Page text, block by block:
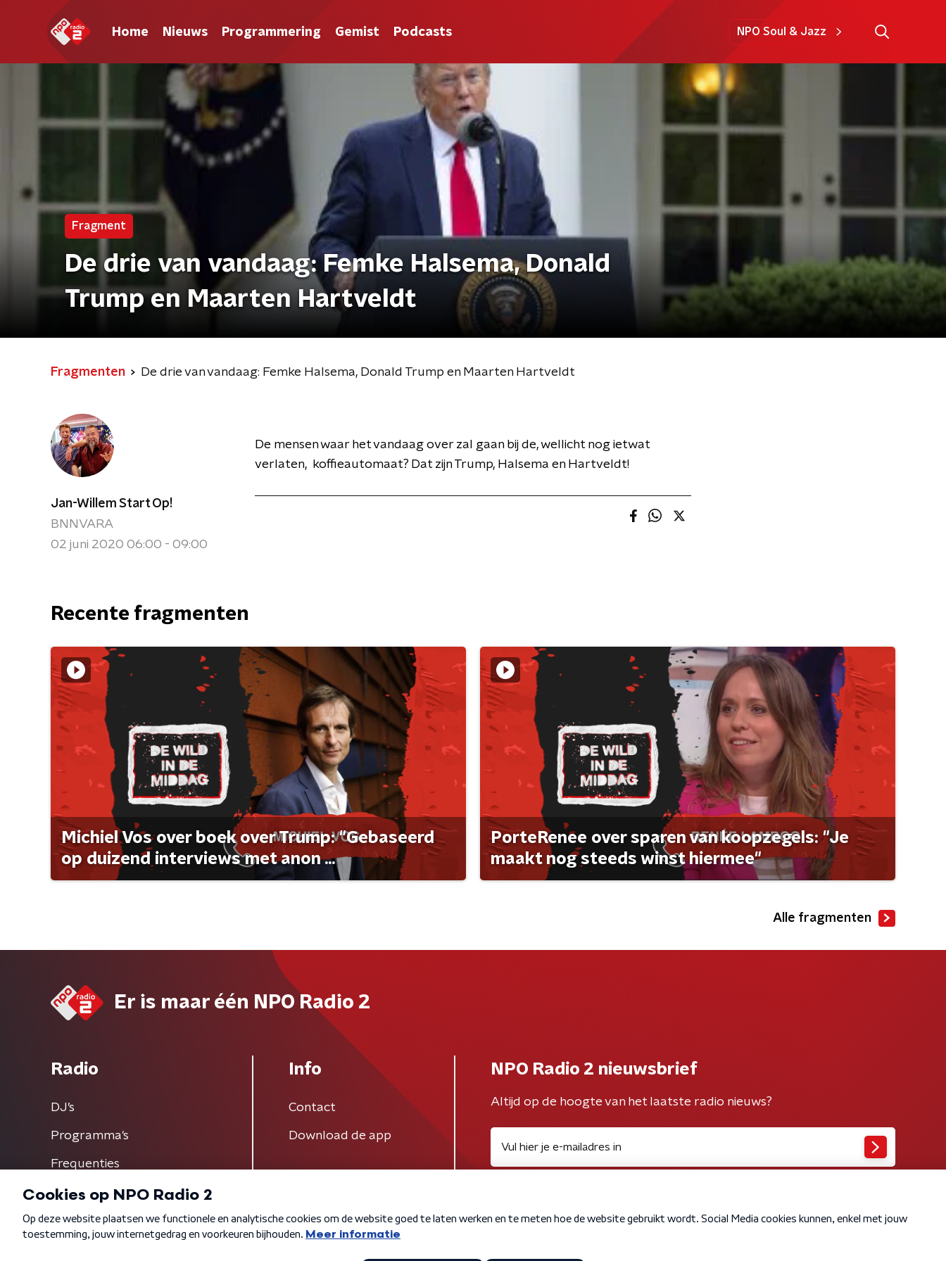
Home Nieuws Programmering Gemist Podcasts NPO Soul & Jazz
Fragment
De drie van vandaag: Femke Halsema, Donald
Trump en Maarten Hartveldt
Fragmenten De drie van vandaag: Femke Halsema, Donald Trump en Maarten Hartveldt
Jan-Willem Start Op!
BNNVARA
02 juni 2020 06:00 - 09:00
De mensen waar het vandaag over zal gaan bij de, wellicht nog ietwat
verlaten, koffieautomaat? Dat zijn Trump, Halsema en Hartveldt!
Recente fragmenten
Michiel Vos over boek over Trump: "Gebaseerd
op duizend interviews met anon ...
PorteRenee over sparen van koopzegels: "Je
maakt nog steeds winst hiermee"
Alle fragmenten
Er is maar één NPO Radio 2
Radio
DJ’s
Programma's
Frequenties
Info
Contact
Download de app
NPO Radio 2 nieuwsbrief
Altijd op de hoogte van het laatste radio nieuws?
Algemene voorwaarden Privacybeleid